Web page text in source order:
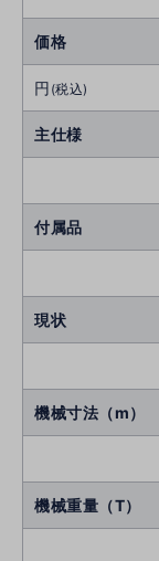
価格
円 (税込)
主仕様
付属品
現状
機械寸法（m）
機械重量（T）